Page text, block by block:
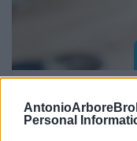
Personal
mar 9 maggio